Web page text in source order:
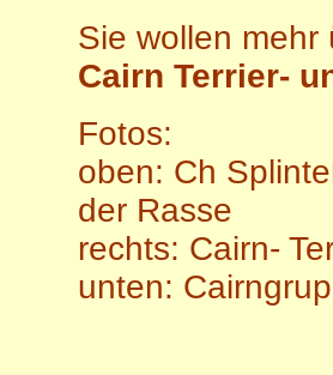
Sie wollen mehr
Cairn Terrier-
Fotos:
oben: Ch
der Rasse
rechts: Cairn-
unten: